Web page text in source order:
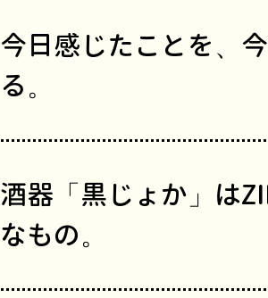
今日感じたことを、
る。
酒器「黒じょか」は
なもの。